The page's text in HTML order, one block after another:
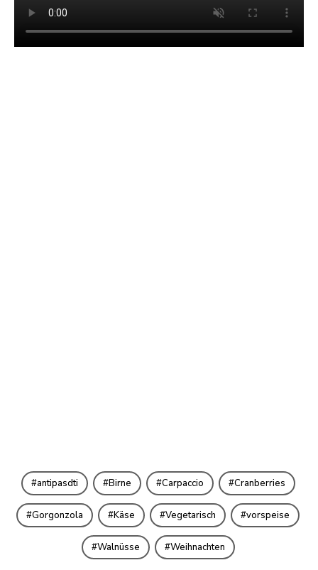
antipasdti Birne Carpaccio Cranberries
Gorgonzola Käse Vegetarisch vorspeise
Walnüsse Weihnachten